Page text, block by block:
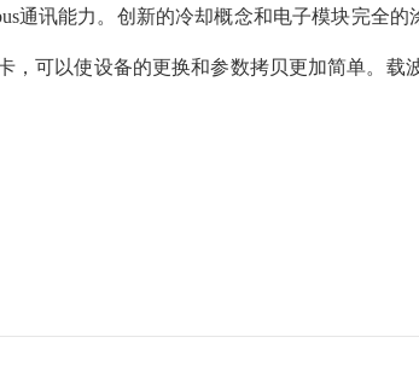
通讯能力。创新的冷却概念和电子模块完全
，可以使设备的更换和参数拷贝更加简单。